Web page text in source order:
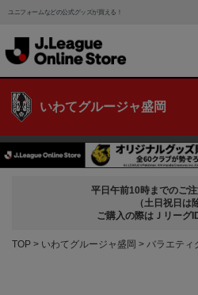
ユニフォームなどの公式グッズが買える！
いわてグルージャ盛岡
平日午前10時までのご注
（土日祝日は
ご購入の際はＪリーグ
TOP いわてグルージャ盛岡 バラエティ